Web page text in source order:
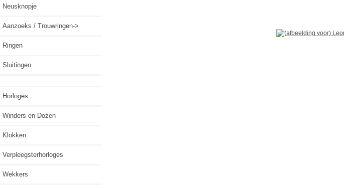
Neusknopje
Aanzoeks / Trouwringen->
Ringen
Sluitingen
Horloges
Winders en Dozen
Klokken
Verpleegsterhorloges
Wekkers